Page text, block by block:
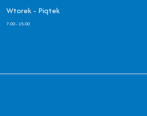
Wtorek - Piątek
7:00 - 15:00